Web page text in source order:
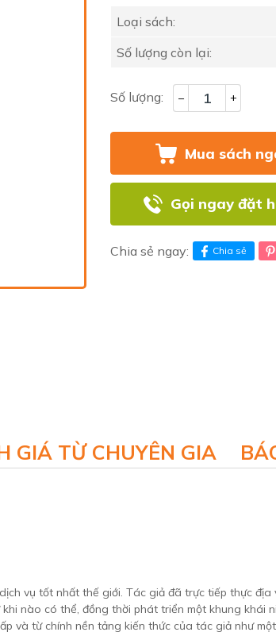
Loại sách:
Số lượng còn lại:
Số lượng: – +
Mua sách
Gọi ngay đặt
Chia sẻ ngay: Chia sẻ
GIÁ TỪ CHUYÊN GIA
vụ tốt nhất thế giới. Tác giả đã trực tiếp thực
nào có thể, đồng thời phát triển một khung khái
và từ chính nền tảng kiến thức của tác giả như